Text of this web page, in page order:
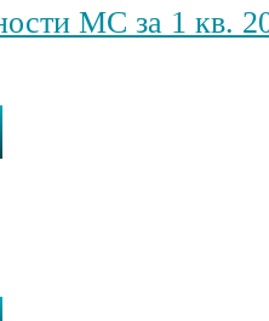
МС за 1 кв.